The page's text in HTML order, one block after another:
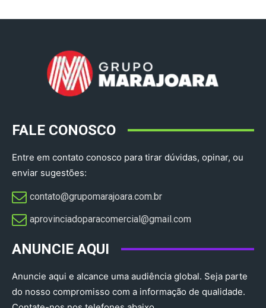
FALE CONOSCO
Entre em contato conosco para tirar dúvidas, opinar, ou
enviar sugestões:
contato@grupomarajoara.com.br
aprovinciadoparacomercial@gmail.com​
ANUNCIE AQUI
Anuncie aqui e alcance uma audiência global. Seja parte
do nosso compromisso com a informação de qualidade.